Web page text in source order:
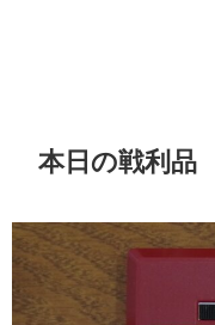
本日の戦利品